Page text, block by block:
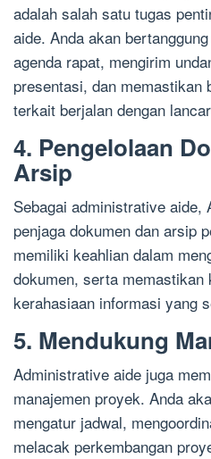
adalah salah satu tugas
aide. Anda akan
agenda rapat, mengirim
presentasi, dan memastikan
terkait berjalan dengan
4. Pengelolaan
Arsip
Sebagai administrative aide,
penjaga dokumen dan arsip
memiliki keahlian dalam
dokumen, serta memastikan
kerahasiaan informasi yang
5. Mendukung
Administrative aide juga
manajemen proyek. Anda
mengatur jadwal,
melacak perkembangan